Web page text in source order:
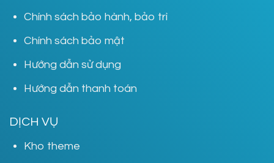
Chính sách bảo hành, bảo trì
Chính sách bảo mật
Hướng dẫn sử dụng
Hướng dẫn thanh toán
DỊCH VỤ
Kho theme